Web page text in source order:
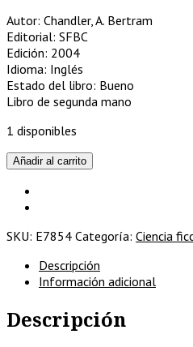
Autor: Chandler, A. Bertram
Editorial: SFBC
Edición: 2004
Idioma: Inglés
Estado del libro: Bueno
Libro de segunda mano
1 disponibles
John
Grimes:
Reserve
commodore
Añadir al carrito
SKU: E7854 Categoría: Ciencia
Descripción
Información adicional
Descripción